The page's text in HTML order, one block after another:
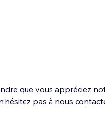
que vous appréciez
pas à nous